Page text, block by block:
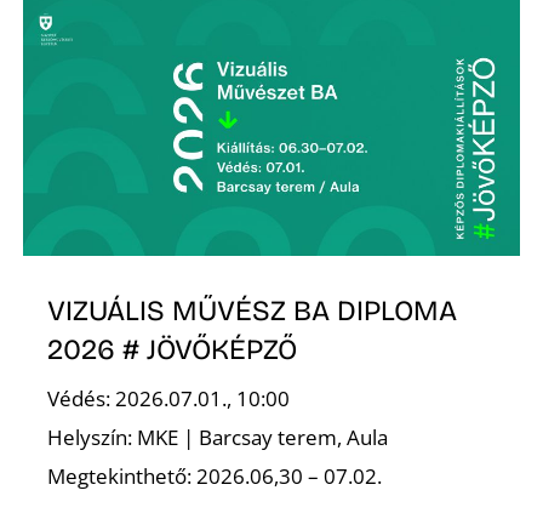
VIZUÁLIS MŰVÉSZ BA DIPLOMA
2026 # JÖVŐKÉPZŐ
Védés: 2026.07.01., 10:00
Helyszín: MKE | Barcsay terem, Aula
Megtekinthető: 2026.06,30 – 07.02.